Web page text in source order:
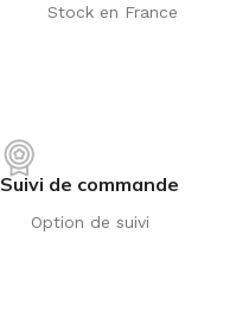
Stock en France
Suivi de commande
Option de suivi